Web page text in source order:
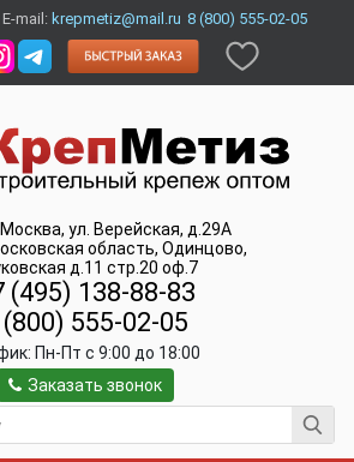
E-mail: krepmetiz@mail.ru 8 (800) 555-02-05
Москва, ул. Верейская, д.29А
область, Одинцово,
д.11 стр.20 оф.7
(495) 138-88-83
(800) 555-02-05
Пн-Пт c 9:00 до 18:00
Заказать звонок